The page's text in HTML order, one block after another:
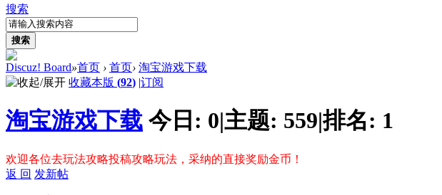
搜索
搜索
Discuz! Board»首页 › 首页› 淘宝游戏下载
收藏本版 (92) |订阅
淘宝游戏下载 今日: 0|主题: 559|排名: 1
欢迎各位去玩法攻略投稿攻略玩法，采纳的直接奖励金币！
返 回 发新帖